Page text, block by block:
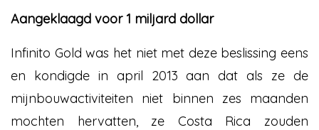
Aangeklaagd voor 1 miljard dollar
Infinito Gold was het niet met deze beslissing eens
en kondigde in april 2013 aan dat als ze de
mijnbouwactiviteiten niet binnen zes maanden
mochten hervatten, ze Costa Rica zouden